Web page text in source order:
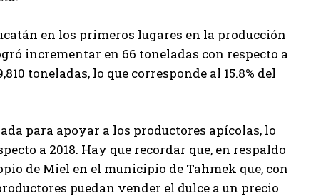
en los primeros lugares en la producción
incrementar en 66 toneladas con respecto a
toneladas, lo que corresponde al 15.8% del
para apoyar a los productores apícolas, lo
a 2018. Hay que recordar que, en respaldo
de Miel en el municipio de Tahmek que, con
puedan vender el dulce a un precio